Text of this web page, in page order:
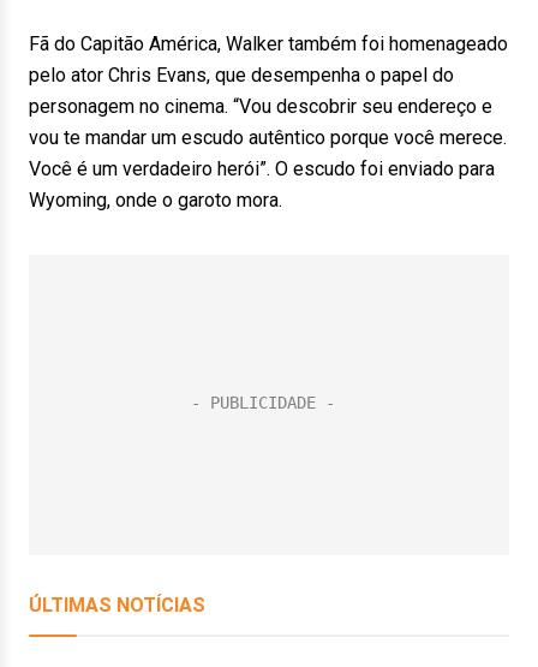
Fã do Capitão América, Walker também foi homenageado
pelo ator Chris Evans, que desempenha o papel do
personagem no cinema. “Vou descobrir seu endereço e
vou te mandar um escudo autêntico porque você merece.
Você é um verdadeiro herói”. O escudo foi enviado para
Wyoming, onde o garoto mora.